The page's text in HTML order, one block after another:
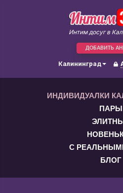
Интим досуг в
ДОБАВИТЬ
Калининград
ИНДИВИДУАЛКИ
ПАРЫ
С
БЛОГ